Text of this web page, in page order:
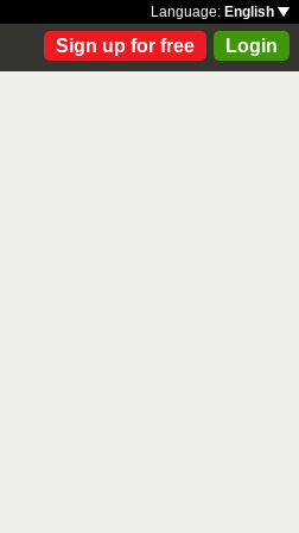
Language: English
Sign up for free Login